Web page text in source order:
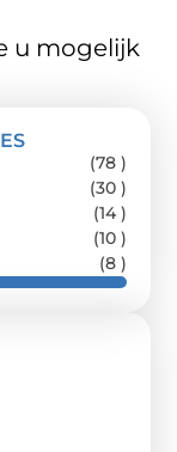
u mogelijk
(78 )
(30 )
(14 )
(10 )
(8 )